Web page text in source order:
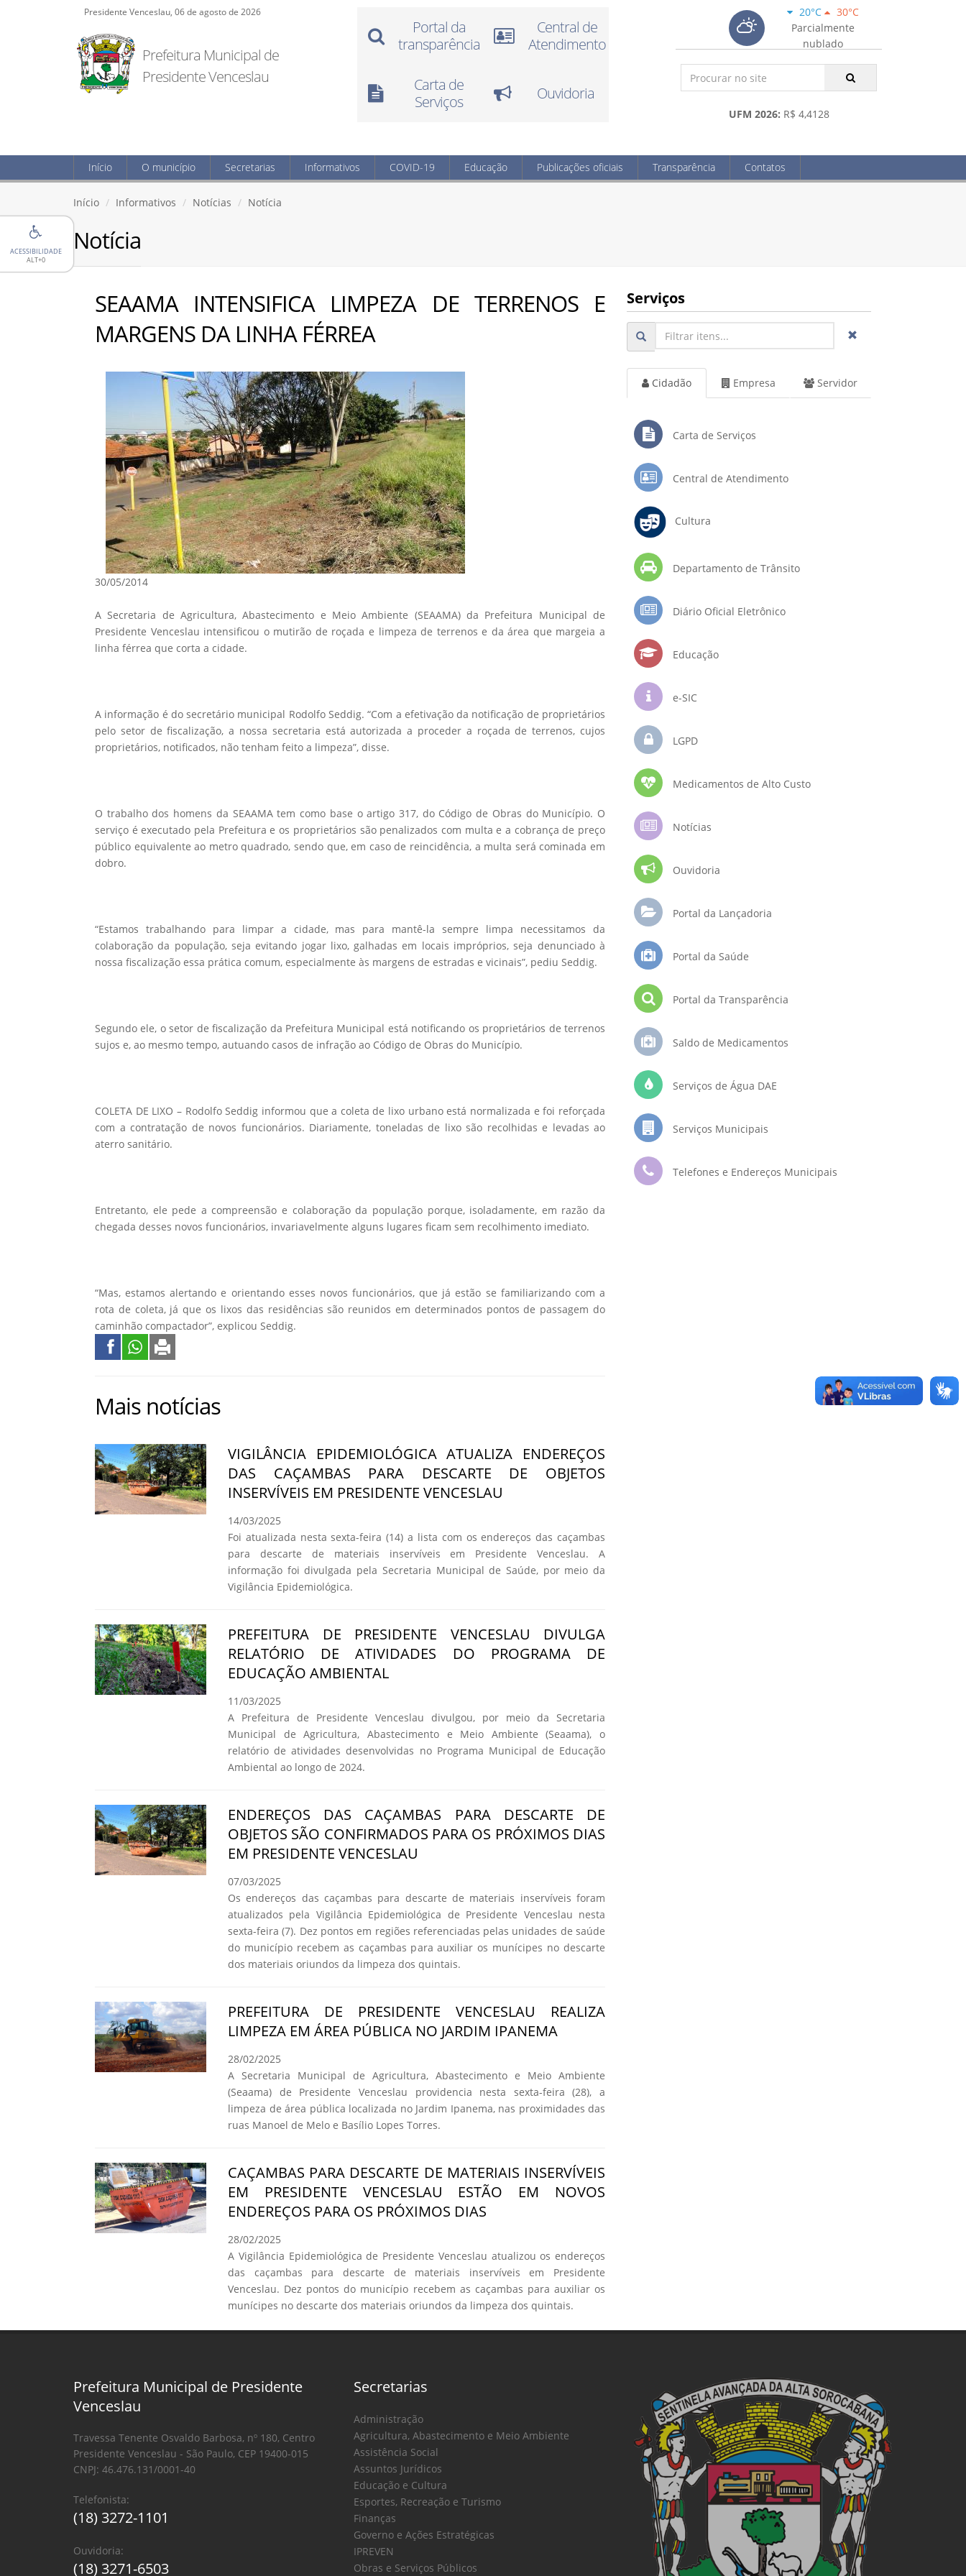
ACESSIBILIDADE
ALT+0
Presidente Venceslau, 06 de agosto de 2026
Prefeitura Municipal de
Presidente Venceslau
Portal da
transparência
Central de
Atendimento
Carta de
Serviços
Ouvidoria
20°C
30°C
Parcialmente
nublado
UFM 2026: R$ 4,4128
Início O município Secretarias Informativos COVID-19 Educação Publicações oficiais Transparência Contatos
Início Informativos Notícias Notícia
Notícia
SEAAMA INTENSIFICA LIMPEZA DE TERRENOS E
MARGENS DA LINHA FÉRREA
30/05/2014
A Secretaria de Agricultura, Abastecimento e Meio Ambiente (SEAAMA) da Prefeitura Municipal de
Presidente Venceslau intensificou o mutirão de roçada e limpeza de terrenos e da área que margeia a
linha férrea que corta a cidade.
A informação é do secretário municipal Rodolfo Seddig. “Com a efetivação da notificação de proprietários
pelo setor de fiscalização, a nossa secretaria está autorizada a proceder a roçada de terrenos, cujos
proprietários, notificados, não tenham feito a limpeza”, disse.
O trabalho dos homens da SEAAMA tem como base o artigo 317, do Código de Obras do Município. O
serviço é executado pela Prefeitura e os proprietários são penalizados com multa e a cobrança de preço
público equivalente ao metro quadrado, sendo que, em caso de reincidência, a multa será cominada em
dobro.
“Estamos trabalhando para limpar a cidade, mas para mantê-la sempre limpa necessitamos da
colaboração da população, seja evitando jogar lixo, galhadas em locais impróprios, seja denunciado à
nossa fiscalização essa prática comum, especialmente às margens de estradas e vicinais”, pediu Seddig.
Segundo ele, o setor de fiscalização da Prefeitura Municipal está notificando os proprietários de terrenos
sujos e, ao mesmo tempo, autuando casos de infração ao Código de Obras do Município.
COLETA DE LIXO – Rodolfo Seddig informou que a coleta de lixo urbano está normalizada e foi reforçada
com a contratação de novos funcionários. Diariamente, toneladas de lixo são recolhidas e levadas ao
aterro sanitário.
Entretanto, ele pede a compreensão e colaboração da população porque, isoladamente, em razão da
chegada desses novos funcionários, invariavelmente alguns lugares ficam sem recolhimento imediato.
“Mas, estamos alertando e orientando esses novos funcionários, que já estão se familiarizando com a
rota de coleta, já que os lixos das residências são reunidos em determinados pontos de passagem do
caminhão compactador”, explicou Seddig.
Mais notícias
VIGILÂNCIA EPIDEMIOLÓGICA ATUALIZA ENDEREÇOS
DAS CAÇAMBAS PARA DESCARTE DE OBJETOS
INSERVÍVEIS EM PRESIDENTE VENCESLAU
14/03/2025
Foi atualizada nesta sexta-feira (14) a lista com os endereços das caçambas
para descarte de materiais inservíveis em Presidente Venceslau. A
informação foi divulgada pela Secretaria Municipal de Saúde, por meio da
Vigilância Epidemiológica.
PREFEITURA DE PRESIDENTE VENCESLAU DIVULGA
RELATÓRIO DE ATIVIDADES DO PROGRAMA DE
EDUCAÇÃO AMBIENTAL
11/03/2025
A Prefeitura de Presidente Venceslau divulgou, por meio da Secretaria
Municipal de Agricultura, Abastecimento e Meio Ambiente (Seaama), o
relatório de atividades desenvolvidas no Programa Municipal de Educação
Ambiental ao longo de 2024.
ENDEREÇOS DAS CAÇAMBAS PARA DESCARTE DE
OBJETOS SÃO CONFIRMADOS PARA OS PRÓXIMOS DIAS
EM PRESIDENTE VENCESLAU
07/03/2025
Os endereços das caçambas para descarte de materiais inservíveis foram
atualizados pela Vigilância Epidemiológica de Presidente Venceslau nesta
sexta-feira (7). Dez pontos em regiões referenciadas pelas unidades de saúde
do município recebem as caçambas para auxiliar os munícipes no descarte
dos materiais oriundos da limpeza dos quintais.
PREFEITURA DE PRESIDENTE VENCESLAU REALIZA
LIMPEZA EM ÁREA PÚBLICA NO JARDIM IPANEMA
28/02/2025
A Secretaria Municipal de Agricultura, Abastecimento e Meio Ambiente
(Seaama) de Presidente Venceslau providencia nesta sexta-feira (28), a
limpeza de área pública localizada no Jardim Ipanema, nas proximidades das
ruas Manoel de Melo e Basílio Lopes Torres.
CAÇAMBAS PARA DESCARTE DE MATERIAIS INSERVÍVEIS
EM PRESIDENTE VENCESLAU ESTÃO EM NOVOS
ENDEREÇOS PARA OS PRÓXIMOS DIAS
28/02/2025
A Vigilância Epidemiológica de Presidente Venceslau atualizou os endereços
das caçambas para descarte de materiais inservíveis em Presidente
Venceslau. Dez pontos do município recebem as caçambas para auxiliar os
munícipes no descarte dos materiais oriundos da limpeza dos quintais.
Serviços
Cidadão Empresa Servidor
Carta de Serviços
Central de Atendimento
Cultura
Departamento de Trânsito
Diário Oficial Eletrônico
Educação
e-SIC
LGPD
Medicamentos de Alto Custo
Notícias
Ouvidoria
Portal da Lançadoria
Portal da Saúde
Portal da Transparência
Saldo de Medicamentos
Serviços de Água DAE
Serviços Municipais
Telefones e Endereços Municipais
Prefeitura Municipal de Presidente
Venceslau
Travessa Tenente Osvaldo Barbosa, nº 180, Centro
Presidente Venceslau - São Paulo, CEP 19400-015
CNPJ: 46.476.131/0001-40
Telefonista:
(18) 3272-1101
Ouvidoria:
(18) 3271-6503
Secretarias
Administração
Agricultura, Abastecimento e Meio Ambiente
Assistência Social
Assuntos Jurídicos
Educação e Cultura
Esportes, Recreação e Turismo
Finanças
Governo e Ações Estratégicas
IPREVEN
Obras e Serviços Públicos